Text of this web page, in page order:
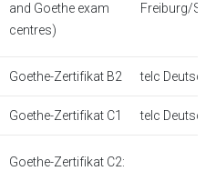
and Goethe exam
centres)
Freiburg/
Goethe-Zertifikat B2 telc Deutsch
Goethe-Zertifikat C1 telc Deutsch
Goethe-Zertifikat C2: